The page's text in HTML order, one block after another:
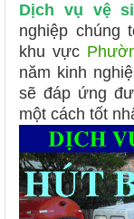
Dịch vụ vệ
nghiệp chúng
khu vực
năm kinh
sẽ đáp ứng
một cách tốt